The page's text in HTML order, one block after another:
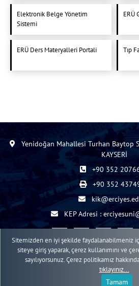
Elektronik Belge Yönetim
Sistemi
ERÜ
ERÜ Ders Materyalleri Portali Tıp
Yenidoğan Mahallesi Turhan Baytop
KAYSERİ
+90 352
+90 352
KEP Adresi :
2015 - 2026 © ERÜ Web İçerik
Erciyes Üniversitesi Bilgi İşlem Daire
Sitemizden en iyi şekilde faydalanabilmeniz
siteye giriş yaparak, çerez kullanımını ve
sayılıyorsunuz. Çerez politikamız
tıklayınız...
Tamam